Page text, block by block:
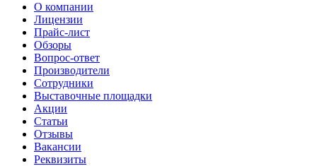
О компании
Лицензии
Прайс-лист
Обзоры
Вопрос-ответ
Производители
Сотрудники
Выставочные площадки
Акции
Статьи
Отзывы
Вакансии
Реквизиты